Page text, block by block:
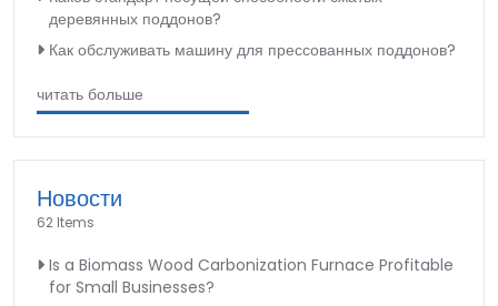
деревянных поддонов?
Как обслуживать машину для прессованных поддонов?
читать больше
Новости
62 Items
Is a Biomass Wood Carbonization Furnace Profitable
for Small Businesses?